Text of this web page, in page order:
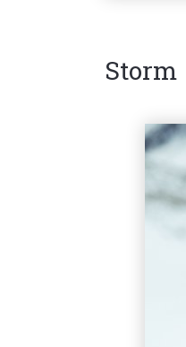
Storm